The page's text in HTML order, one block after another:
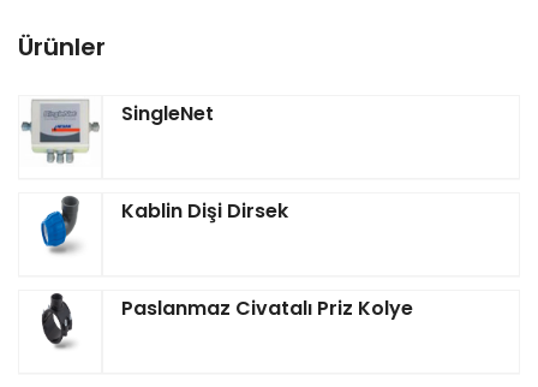
Ürünler
SingleNet
Kablin Dişi Dirsek
Paslanmaz Civatalı Priz Kolye